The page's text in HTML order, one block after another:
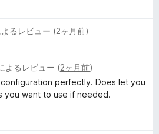
よるレビュー (2ヶ月前)
よるレビュー (2ヶ月前)
perfectly. Does let you
you want to use if needed.